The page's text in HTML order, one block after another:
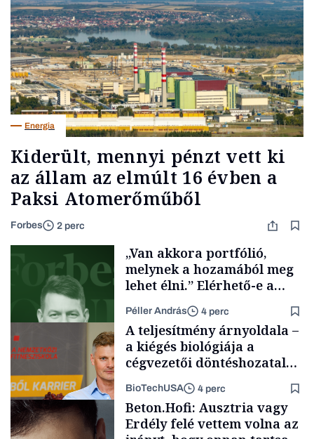
Energia
Kiderült, mennyi pénzt vett ki
az állam az elmúlt 16 évben a
Paksi Atomerőműből
Forbes 2 perc
Podcast
„Van akkora portfólió,
melynek a hozamából meg
lehet élni.” Elérhető-e a
passzív jövedelem és az
anyagi függetlenség?
Péller András 4 perc
A teljesítmény árnyoldala –
a kiégés biológiája a
cégvezetői döntéshozatal
BioTechUSA 4 perc
Beton.Hofi: Ausztria vagy
Erdély felé vettem volna az